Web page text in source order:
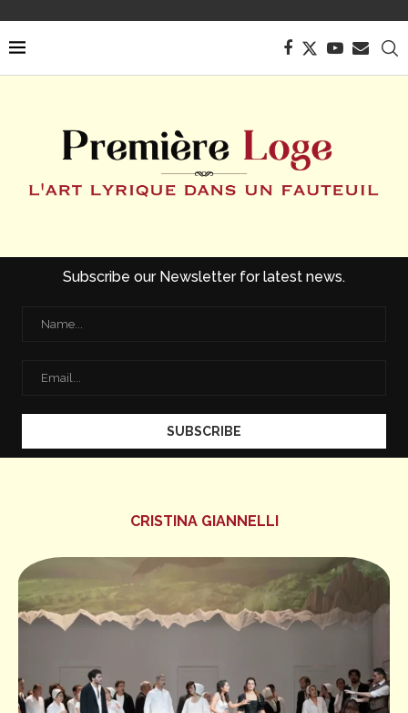
Subscribe our Newsletter for latest news.
CRISTINA GIANNELLI